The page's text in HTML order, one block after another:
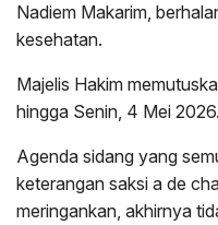
Nadiem Makarim,
kesehatan.
Majelis Hakim
hingga Senin, 4 Mei 2026.
Agenda sidang yang
keterangan saksi a de
meringankan, akhirnya